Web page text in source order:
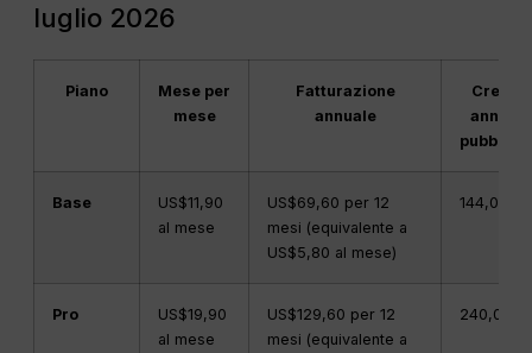
luglio 2026
Piano
Mese per
mese
Fatturazione
annuale
Crediti
annuali
Base
US$11,90
al mese
US$69,60 per 12
mesi (equivalente a
US$5,80 al mese)
144,000
Pro
US$19,90
al mese
US$129,60 per 12
mesi (equivalente a
240,000